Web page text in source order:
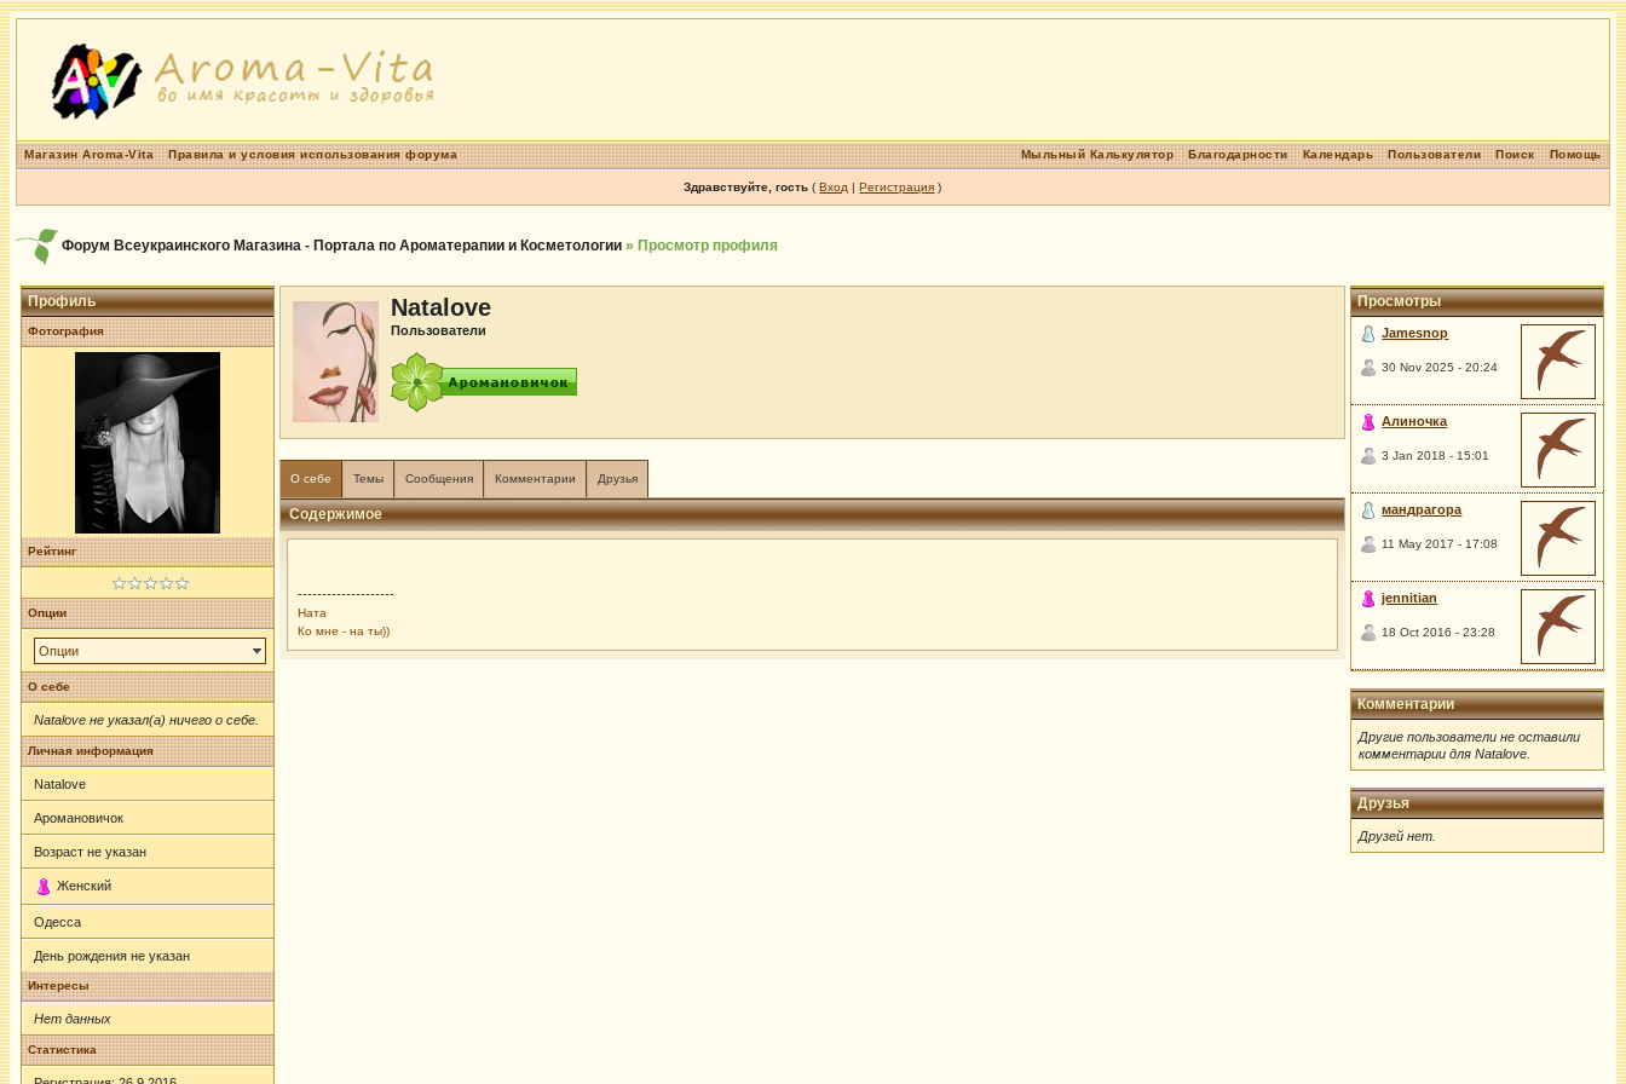
Магазин Aroma-Vita Правила и условия использования форума Помощь
Поиск
Пользователи
Календарь
Благодарности
Мыльный Калькулятор
Здравствуйте, гость (Вход |Регистрация )
Форум Всеукраинского Магазина - Портала по Ароматерапии и Косметологии » Просмотр профиля
Профиль
Фотография
Рейтинг
Опции
Опции
О себе
Natalove не указал(а) ничего о себе.
Личная информация
Natalove
Аромановичок
Возраст не указан
Женский
Одесса
День рождения не указан
Интересы
Нет данных
Статистика
Natalove
Пользователи
О себе Темы Сообщения Комментарии Друзья
Содержимое
--------------------
Ната
Ко мне - на ты))
Просмотры
Jamesnop
30 Nov 2025 - 20:24
Алиночка
3 Jan 2018 - 15:01
мандрагора
11 May 2017 - 17:08
jennitian
18 Oct 2016 - 23:28
Комментарии
Другие пользователи не оставили
комментарии для Natalove.
Друзья
Друзей нет.